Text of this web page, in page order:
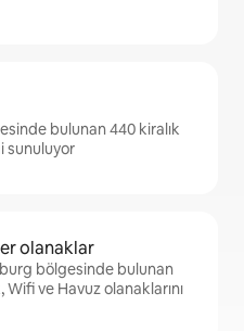
bulunan 440 kiralık
sunuluyor
olanaklar
bölgesinde bulunan
ve Havuz olanaklarını